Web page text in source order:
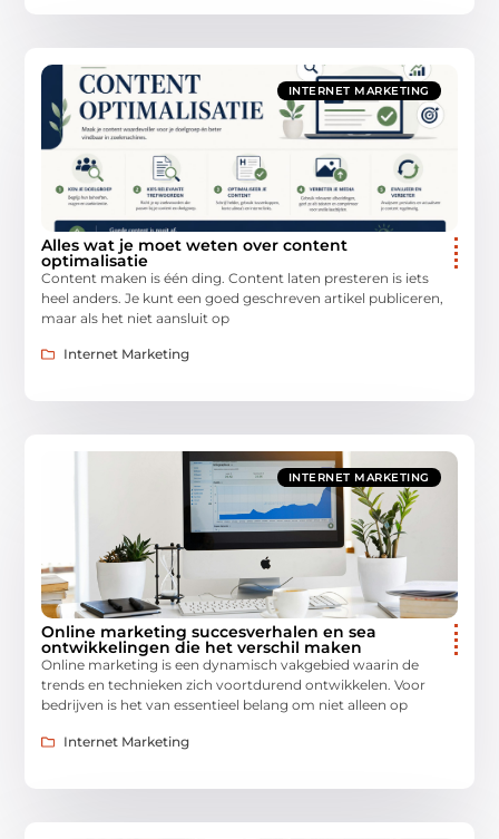
INTERNET MARKETING
Alles wat je moet weten over content
optimalisatie
Content maken is één ding. Content laten presteren is iets
heel anders. Je kunt een goed geschreven artikel publiceren,
maar als het niet aansluit op
Internet Marketing
INTERNET MARKETING
Online marketing succesverhalen en sea
ontwikkelingen die het verschil maken
Online marketing is een dynamisch vakgebied waarin de
trends en technieken zich voortdurend ontwikkelen. Voor
bedrijven is het van essentieel belang om niet alleen op
Internet Marketing